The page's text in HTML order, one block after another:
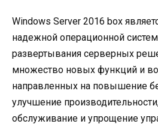
Windows Server 2016 box
надежной операционной
развертывания серверных
множество новых функций и
направленных на повышение
улучшение
обслуживание и упрощение